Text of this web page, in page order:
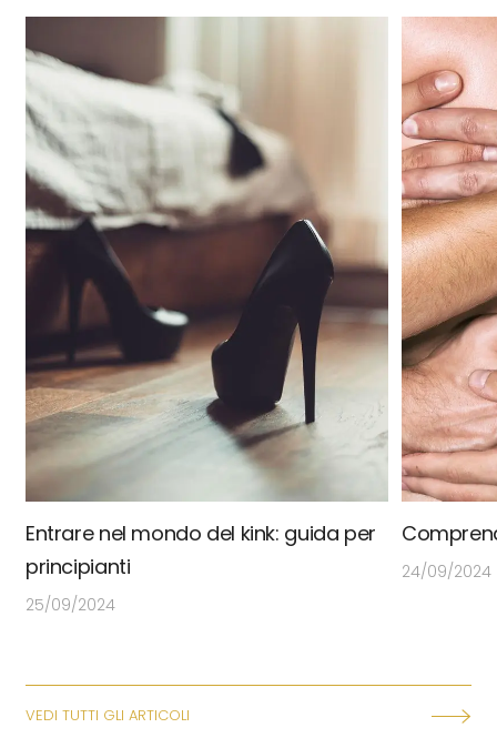
Entrare nel mondo del kink: guida per
principianti
25/09/2024
24/09/2024
VEDI TUTTI GLI ARTICOLI